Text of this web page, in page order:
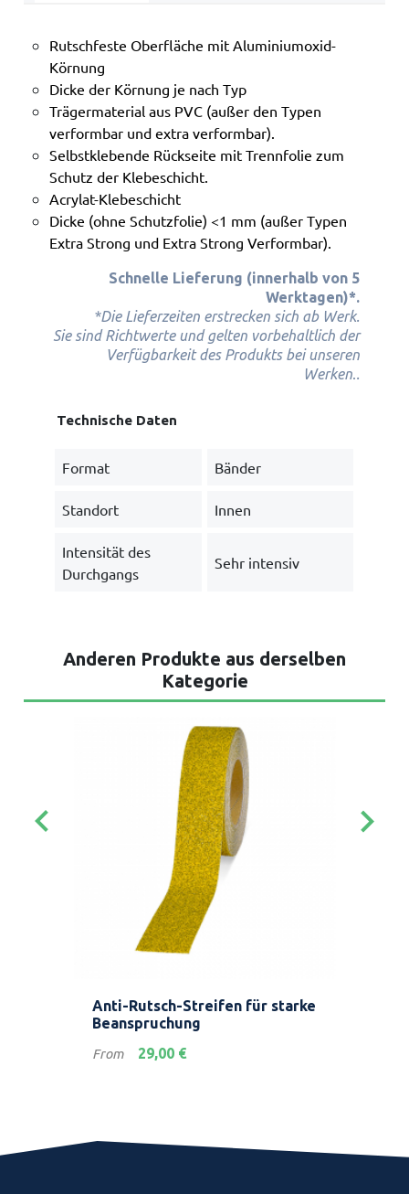
Rutschfeste Oberfläche mit Aluminiumoxid-
Körnung
Dicke der Körnung je nach Typ
Trägermaterial aus PVC (außer den Typen
verformbar und extra verformbar).
Selbstklebende Rückseite mit Trennfolie zum
Schutz der Klebeschicht.
Acrylat-Klebeschicht
Dicke (ohne Schutzfolie) <1 mm (außer Typen
Extra Strong und Extra Strong Verformbar).
Schnelle Lieferung (innerhalb von 5
Werktagen)*.
*Die Lieferzeiten erstrecken sich ab Werk.
Sie sind Richtwerte und gelten vorbehaltlich der
Verfügbarkeit des Produkts bei unseren
Werken..
Technische Daten
Format Bänder
Standort Innen
Intensität des
Durchgangs
Sehr intensiv
Anderen Produkte aus derselben
Kategorie
keyboard_arrow_left
Anti-Rutsch-Streifen für starke
Beanspruchung
Preis
From 29,00 €
keyboard_arrow_right